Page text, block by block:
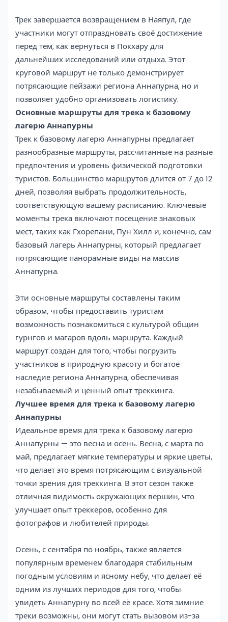
Трек завершается возвращением в Наяпул, где
участники могут отпраздновать своё достижение
перед тем, как вернуться в Покхару для
дальнейших исследований или отдыха. Этот
круговой маршрут не только демонстрирует
потрясающие пейзажи региона Аннапурна, но и
позволяет удобно организовать логистику.
Основные маршруты для трека к базовому
лагерю Аннапурны
Трек к базовому лагерю Аннапурны предлагает
разнообразные маршруты, рассчитанные на разные
предпочтения и уровень физической подготовки
туристов. Большинство маршрутов длится от 7 до 12
дней, позволяя выбрать продолжительность,
соответствующую вашему расписанию. Ключевые
моменты трека включают посещение знаковых
мест, таких как Гхорепани, Пун Хилл и, конечно, сам
базовый лагерь Аннапурны, который предлагает
потрясающие панорамные виды на массив
Аннапурна.
Эти основные маршруты составлены таким
образом, чтобы предоставить туристам
возможность познакомиться с культурой общин
гурнгов и магаров вдоль маршрута. Каждый
маршрут создан для того, чтобы погрузить
участников в природную красоту и богатое
наследие региона Аннапурна, обеспечивая
незабываемый и ценный опыт треккинга.
Лучшее время для трека к базовому лагерю
Аннапурны
Идеальное время для трека к базовому лагерю
Аннапурны — это весна и осень. Весна, с марта по
май, предлагает мягкие температуры и яркие цветы,
что делает это время потрясающим с визуальной
точки зрения для треккинга. В этот сезон также
отличная видимость окружающих вершин, что
улучшает опыт треккеров, особенно для
фотографов и любителей природы.
Осень, с сентября по ноябрь, также является
популярным временем благодаря стабильным
погодным условиям и ясному небу, что делает её
одним из лучших периодов для того, чтобы
увидеть Аннапурну во всей её красе. Хотя зимние
треки возможны, они могут стать вызовом из-за